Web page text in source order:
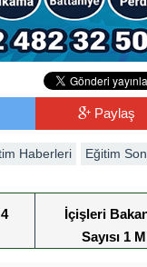
Paylaş
Haberleri Eğitim
İçişleri
Sayısı 1